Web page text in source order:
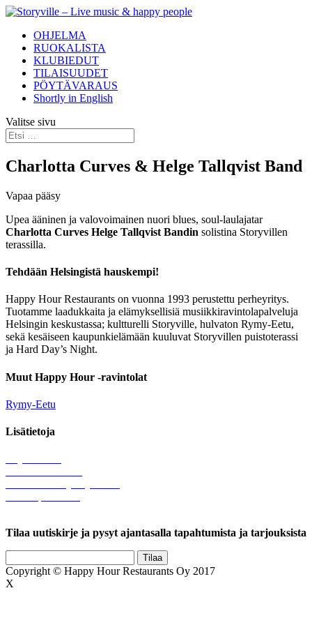
OHJELMA
RUOKALISTA
KLUBIEDUT
TILAISUUDET
PÖYTÄVARAUS
Shortly in English
Valitse sivu
Charlotta Curves & Helge Tallqvist Band
Vapaa pääsy
Upea ääninen ja valovoimainen nuori blues, soul-laulajatar
Charlotta Curves Helge Tallqvist Bandin solistina Storyvillen
terassilla.
Tehdään Helsingistä hauskempi!
Happy Hour Restaurants on vuonna 1993 perustettu perheyritys.
Tuotamme laadukkaita ja elämyksellisiä musiikkiravintolapalveluja
Helsingin keskustassa; kultturelli Storyville, hulvaton Rymy-Eetu,
sekä kesäiseen kaupunkielämään kuuluvat Storyvillen puistoterassi
ja Hard Day’s Night.
Muut Happy Hour -ravintolat
Rymy-Eetu
Lisätietoja
Tilaa uutiskirje ja pysyt ajantasalla tapahtumista ja tarjouksista
Copyright © Happy Hour Restaurants Oy 2017
X